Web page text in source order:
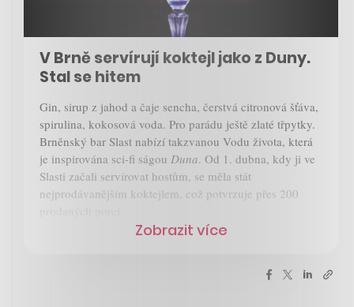
V Brně servírují koktejl jako z Duny.
Stal se hitem
Gin, sirup z jahod a čaje sencha, čerstvá citronová šťáva,
spirulina, kokosová voda. Pro parádu ještě zlaté třpytky.
Brněnský bar Slast nabízí takzvanou Vodu života, která
je inspirována sci-fi ságou Duna. Od 1. dubna, kdy ji ve
Slasti začali servírovat hostům, se měla stát
nejprodávanějším koktejlem, což potvrzuje přes 200
Zobrazit více